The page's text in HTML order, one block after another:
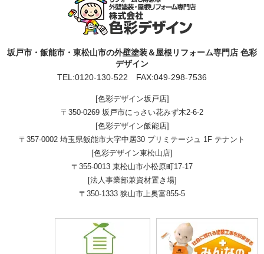
坂戸市・飯能市・東松山市の外壁塗装＆屋根リフォーム専門店 色彩
デザイン
TEL:0120-130-522 FAX:049-298-7536
[色彩デザイン坂戸店]
〒350-0269 坂戸市にっさい花みず木2-6-2
[色彩デザイン飯能店]
〒357-0002 埼玉県飯能市大字中居30 プリミテージュ 1F テナント
[色彩デザイン東松山店]
〒355-0013 東松山市小松原町17-17
[法人事業部兼資材置き場]
〒350-1333 狭山市上奥富855-5